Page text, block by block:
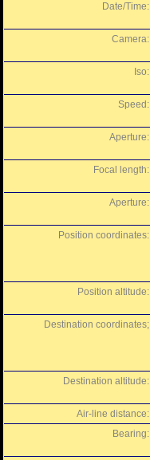
Date/Time:
Camera:
Iso:
Speed:
Aperture:
Focal length:
Aperture:
Position coordinates:
Position altitude:
Destination coordinates;
Destination altitude:
Air-line distance:
Bearing: